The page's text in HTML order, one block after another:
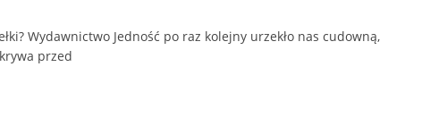
Wydawnictwo Jedność po raz kolejny urzekło nas cudowną,
przed